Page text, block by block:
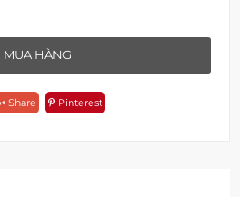
MUA HÀNG
Share Pinterest